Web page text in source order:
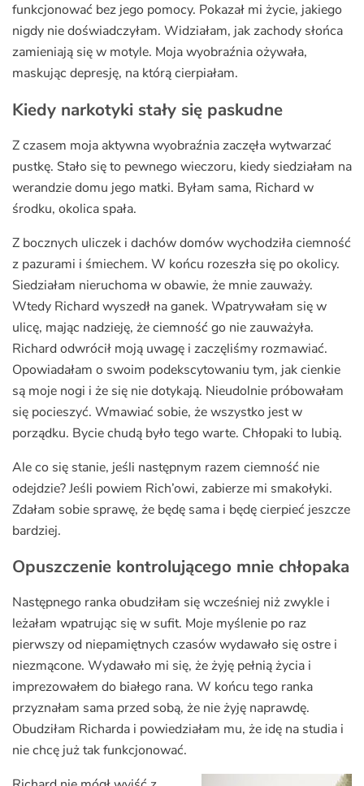
funkcjonować bez jego pomocy. Pokazał mi życie, jakiego
nigdy nie doświadczyłam. Widziałam, jak zachody słońca
zamieniają się w motyle. Moja wyobraźnia ożywała,
maskując depresję, na którą cierpiałam.
Kiedy narkotyki stały się paskudne
Z czasem moja aktywna wyobraźnia zaczęła wytwarzać
pustkę. Stało się to pewnego wieczoru, kiedy siedziałam na
werandzie domu jego matki. Byłam sama, Richard w
środku, okolica spała.
Z bocznych uliczek i dachów domów wychodziła ciemność
z pazurami i śmiechem. W końcu rozeszła się po okolicy.
Siedziałam nieruchoma w obawie, że mnie zauważy.
Wtedy Richard wyszedł na ganek. Wpatrywałam się w
ulicę, mając nadzieję, że ciemność go nie zauważyła.
Richard odwrócił moją uwagę i zaczęliśmy rozmawiać.
Opowiadałam o swoim podekscytowaniu tym, jak cienkie
są moje nogi i że się nie dotykają. Nieudolnie próbowałam
się pocieszyć. Wmawiać sobie, że wszystko jest w
porządku. Bycie chudą było tego warte. Chłopaki to lubią.
Ale co się stanie, jeśli następnym razem ciemność nie
odejdzie? Jeśli powiem Rich’owi, zabierze mi smakołyki.
Zdałam sobie sprawę, że będę sama i będę cierpieć jeszcze
bardziej.
Opuszczenie kontrolującego mnie chłopaka
Następnego ranka obudziłam się wcześniej niż zwykle i
leżałam wpatrując się w sufit. Moje myślenie po raz
pierwszy od niepamiętnych czasów wydawało się ostre i
niezmącone. Wydawało mi się, że żyję pełnią życia i
imprezowałem do białego rana. W końcu tego ranka
przyznałam sama przed sobą, że nie żyję naprawdę.
Obudziłam Richarda i powiedziałam mu, że idę na studia i
nie chcę już tak funkcjonować.